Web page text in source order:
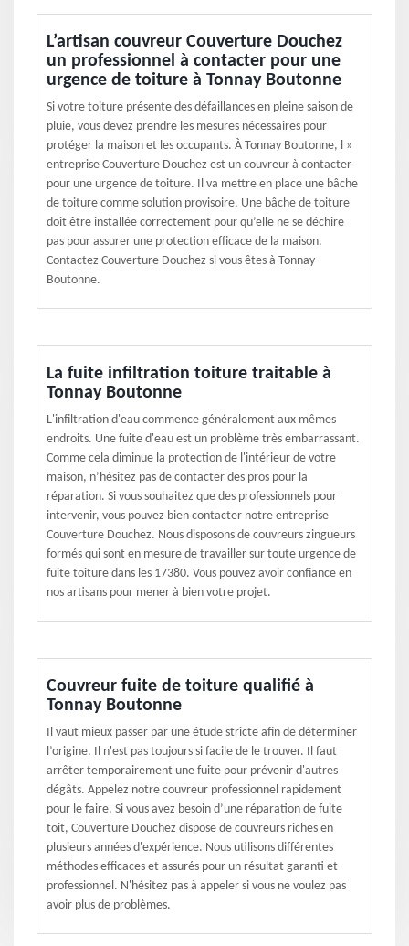
L’artisan couvreur Couverture Douchez
un professionnel à contacter pour une
urgence de toiture à Tonnay Boutonne
Si votre toiture présente des défaillances en pleine saison de
pluie, vous devez prendre les mesures nécessaires pour
protéger la maison et les occupants. À Tonnay Boutonne, l »
entreprise Couverture Douchez est un couvreur à contacter
pour une urgence de toiture. Il va mettre en place une bâche
de toiture comme solution provisoire. Une bâche de toiture
doit être installée correctement pour qu’elle ne se déchire
pas pour assurer une protection efficace de la maison.
Contactez Couverture Douchez si vous êtes à Tonnay
Boutonne.
La fuite infiltration toiture traitable à
Tonnay Boutonne
L'infiltration d'eau commence généralement aux mêmes
endroits. Une fuite d'eau est un problème très embarrassant.
Comme cela diminue la protection de l'intérieur de votre
maison, n’hésitez pas de contacter des pros pour la
réparation. Si vous souhaitez que des professionnels pour
intervenir, vous pouvez bien contacter notre entreprise
Couverture Douchez. Nous disposons de couvreurs zingueurs
formés qui sont en mesure de travailler sur toute urgence de
fuite toiture dans les 17380. Vous pouvez avoir confiance en
nos artisans pour mener à bien votre projet.
Couvreur fuite de toiture qualifié à
Tonnay Boutonne
Il vaut mieux passer par une étude stricte afin de déterminer
l’origine. Il n'est pas toujours si facile de le trouver. Il faut
arrêter temporairement une fuite pour prévenir d'autres
dégâts. Appelez notre couvreur professionnel rapidement
pour le faire. Si vous avez besoin d’une réparation de fuite
toit, Couverture Douchez dispose de couvreurs riches en
plusieurs années d'expérience. Nous utilisons différentes
méthodes efficaces et assurés pour un résultat garanti et
professionnel. N'hésitez pas à appeler si vous ne voulez pas
avoir plus de problèmes.